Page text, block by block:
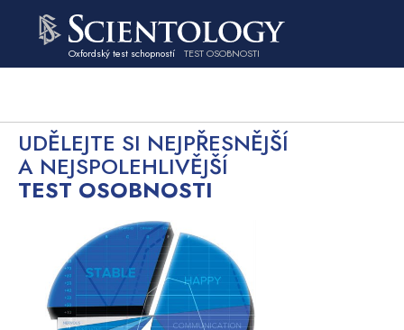
Oxfordský test schopností TEST OSOBNOSTI
UDĚLEJTE SI NEJPŘESNĚJŠÍ
A NEJSPOLEHLIVĚJŠÍ
TEST OSOBNOSTI